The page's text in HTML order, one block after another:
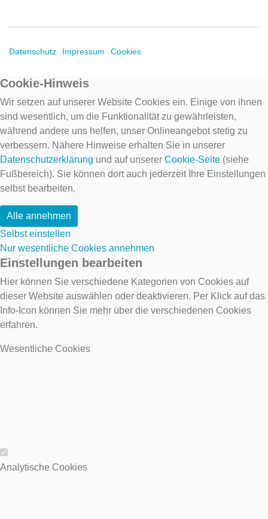
Datenschutz Impressum Cookies
Cookie-Hinweis
Wir setzen auf unserer Website Cookies ein. Einige von ihnen
sind wesentlich, um die Funktionalität zu gewährleisten,
während andere uns helfen, unser Onlineangebot stetig zu
verbessern. Nähere Hinweise erhalten Sie in unserer
Datenschutzerklärung und auf unserer Cookie-Seite (siehe
Fußbereich). Sie können dort auch jederzeit Ihre Einstellungen
selbst bearbeiten.
Alle annehmen
Selbst einstellen
Nur wesentliche Cookies annehmen
Einstellungen bearbeiten
Hier können Sie verschiedene Kategorien von Cookies auf
dieser Website auswählen oder deaktivieren. Per Klick auf das
Info-Icon können Sie mehr über die verschiedenen Cookies
erfahren.
Wesentliche Cookies
Wesentliche Cookies
Analytische Cookies